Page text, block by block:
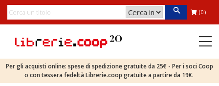
(0)
Per gli acquisti online: spese di spedizione gratuite da 25€ - Per i soci Coop
o con tessera fedeltà Librerie.coop gratuite a partire da 19€.